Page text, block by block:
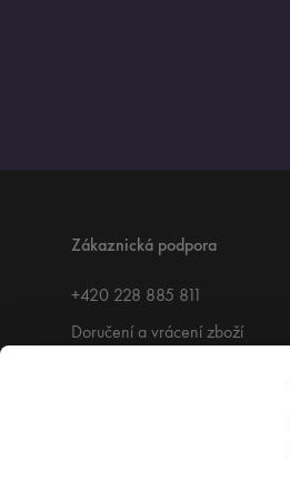
Zákaznická podpora
+420 228 885 811
Doručení a vrácení zboží